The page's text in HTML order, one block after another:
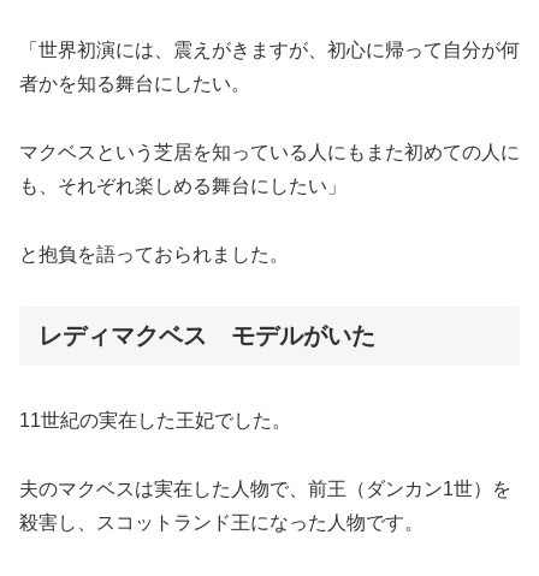
「世界初演には、震えがきますが、初心に帰って自分が何
者かを知る舞台にしたい。
マクベスという芝居を知っている人にもまた初めての人に
も、それぞれ楽しめる舞台にしたい」
と抱負を語っておられました。
レディマクベス モデルがいた
11世紀の実在した王妃でした。
夫のマクベスは実在した人物で、前王（ダンカン1世）を
殺害し、スコットランド王になった人物です。